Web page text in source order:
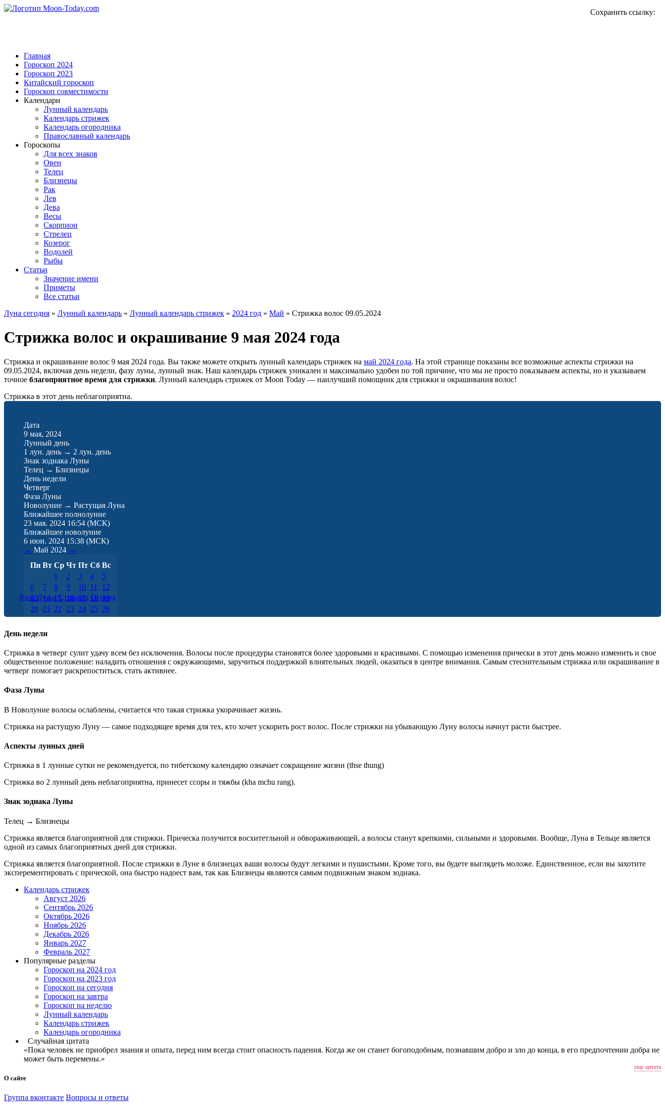
Сохранить ссылку:
Главная
Гороскоп 2024
Гороскоп 2023
Китайский гороскоп
Гороскоп совместимости
Календари
Лунный календарь
Календарь стрижек
Календарь огородника
Православный календарь
Гороскопы
Для всех знаков
Овен
Телец
Близнецы
Рак
Лев
Дева
Весы
Скорпион
Стрелец
Козерог
Водолей
Рыбы
Статьи
Значение имени
Приметы
Все статьи
Луна сегодня » Лунный календарь » Лунный календарь стрижек » 2024 год » Май » Стрижка волос 09.05.2024
Стрижка волос и окрашивание 9 мая 2024 года
Стрижка и окрашивание волос 9 мая 2024 года. Вы также можете открыть лунный календарь стрижек на май 2024 года. На этой странице показаны все возможные аспекты стрижки на
09.05.2024, включая день недели, фазу луны, лунный знак. Наш календарь стрижек уникален и максимально удобен по той причине, что мы не просто показываем аспекты, но и указываем
точное благоприятное время для стрижки. Лунный календарь стрижек от Moon Today — наилучший помощник для стрижки и окрашивания волос!
Стрижка в этот день неблагоприятна.
Дата
9 мая, 2024
Лунный день
1 лун. день → 2 лун. день
Знак зодиака Луны
Телец → Близнецы
День недели
Четверг
Фаза Луны
Новолуние → Растущая Луна
Ближайшее полнолуние
23 мая. 2024 16:54 (МСК)
Ближайшее новолуние
6 июн. 2024 15:38 (МСК)
← Май 2024 →
Пн Вт Ср Чт Пт Сб Вс
1
2 3 4
5
6
7 8 9 10 11
12
13 14 15 16 17 18 19
20 21 22 23 24 25 26
27 28 29 30 31
Фаза Луны Стрижка Огород
День недели
Cтрижка в четверг сулит удачу всем без исключения. Волосы после процедуры становятся более здоровыми и красивыми. С помощью изменения прически в этот день можно изменить и свое
общественное положение: наладить отношения с окружающими, заручиться поддержкой влиятельных людей, оказаться в центре внимания. Самым стеснительным стрижка или окрашивание в
четверг помогает раскрепоститься, стать активнее.
Фаза Луны
В Новолуние волосы ослаблены, считается что такая стрижка укорачивает жизнь.
Стрижка на растущую Луну — самое подходящее время для тех, кто хочет ускорить рост волос. После стрижки на убывающую Луну волосы начнут расти быстрее.
Аспекты лунных дней
Стрижка в 1 лунные сутки не рекомендуется, по тибетскому календарю означает сокращение жизни (thse thung)
Стрижка во 2 лунный день неблагоприятна, принесет ссоры и тяжбы (kha mchu rang).
Знак зодиака Луны
Телец → Близнецы
Стрижка является благоприятной для стиржки. Прическа получится восхитетльной и обвораживающей, а волосы станут крепкими, сильными и здоровыми. Вообще, Луна в Тельце является
одной из самых благоприятных дней для стрижки.
Стрижка является благоприятной. После стрижки в Луне в близнецах ваши волосы будут легкими и пушистыми. Кроме того, вы будете выглядеть моложе. Единственное, если вы захотите
эксперементировать с прической, она быстро надоест вам, так как Близнецы являются самым подвижным знаком зодиака.
Календарь стрижек
Август 2026
Сентябрь 2026
Октябрь 2026
Ноябрь 2026
Декабрь 2026
Январь 2027
Февраль 2027
Популярные разделы
Гороскоп на 2024 год
Гороскоп на 2023 год
Гороскоп на сегодня
Гороскоп на завтра
Гороскоп на неделю
Лунный календарь
Календарь стрижек
Календарь огородника
Случайная цитата
«Пока человек не приобрел знания и опыта, перед ним всегда стоит опасность падения. Когда же он станет богоподобным, познавшим добро и зло до конца, в его предпочтении добра не
может быть перемены.»
еще цитата
О сайте
Группа вконтакте Вопросы и ответы